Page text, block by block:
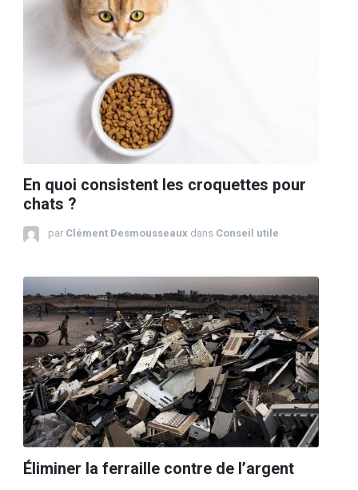
En quoi consistent les croquettes pour
chats ?
par Clément Desmousseaux dans Conseil utile
Éliminer la ferraille contre de l’argent